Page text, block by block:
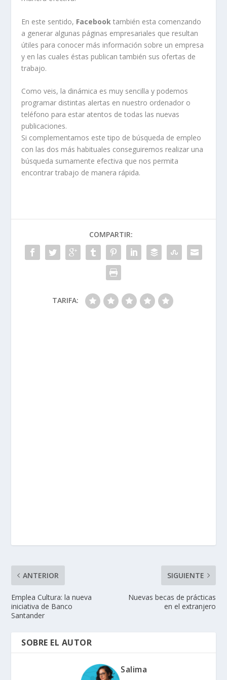
En este sentido, Facebook también esta comenzando
a generar algunas páginas empresariales que resultan
útiles para conocer más información sobre un empresa
y en las cuales éstas publican también sus ofertas de
trabajo.
Como veis, la dinámica es muy sencilla y podemos
programar distintas alertas en nuestro ordenador o
teléfono para estar atentos de todas las nuevas
publicaciones.
Si complementamos este tipo de búsqueda de empleo
con las dos más habituales conseguiremos realizar una
búsqueda sumamente efectiva que nos permita
encontrar trabajo de manera rápida.
COMPARTIR:
TARIFA:
ANTERIOR
Emplea Cultura: la nueva
iniciativa de Banco
Santander
SIGUIENTE
Nuevas becas de prácticas
en el extranjero
SOBRE EL AUTOR
Salima